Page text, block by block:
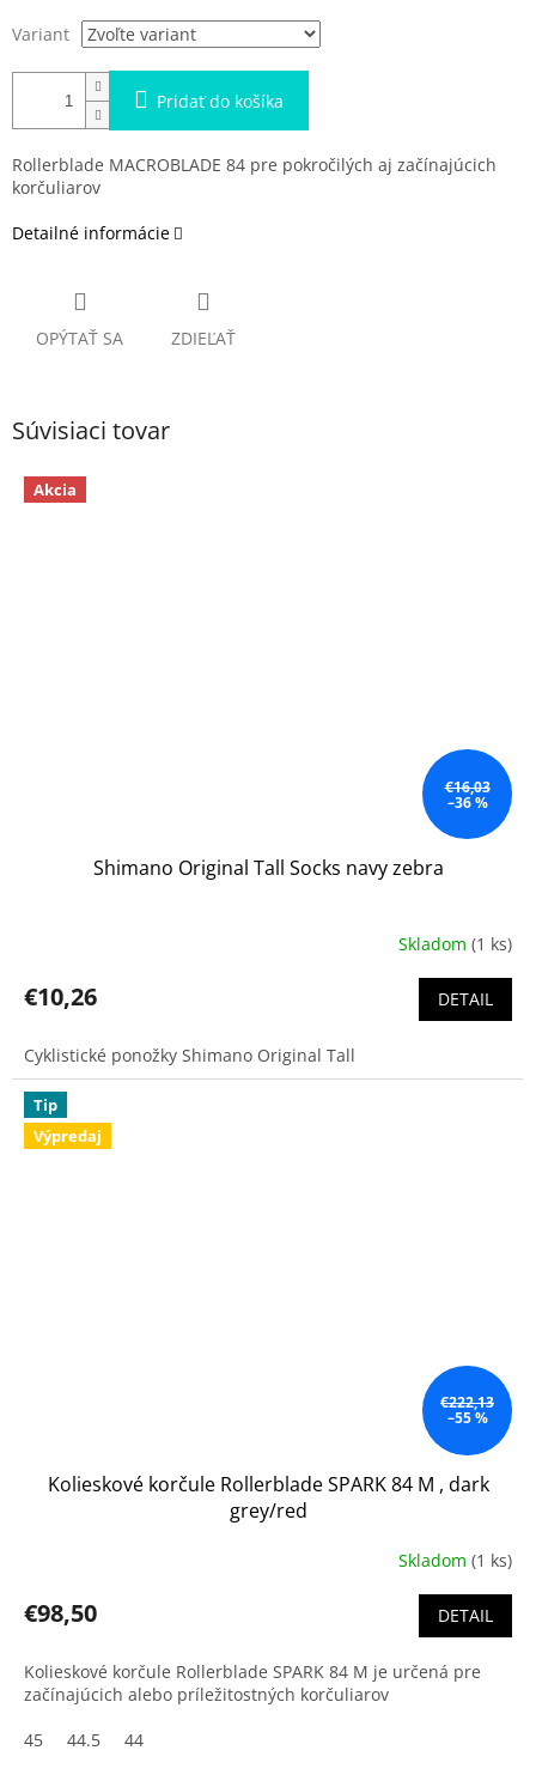
Variant
Pridať do košíka
Rollerblade MACROBLADE 84 pre pokročilých aj začínajúcich
korčuliarov
Detailné informácie
OPÝTAŤ SA ZDIEĽAŤ
Súvisiaci tovar
Akcia
€16,03
–36 %
Shimano Original Tall Socks navy zebra
Skladom (1 ks)
€10,26 DETAIL
Cyklistické ponožky Shimano Original Tall
Tip
Výpredaj
€222,13
–55 %
Kolieskové korčule Rollerblade SPARK 84 M , dark
grey/red
Skladom (1 ks)
€98,50 DETAIL
Kolieskové korčule Rollerblade SPARK 84 M je určená pre
začínajúcich alebo príležitostných korčuliarov
45
44.5 44